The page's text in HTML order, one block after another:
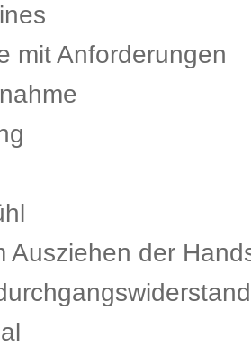
mit Anforderungen
Ausziehen der